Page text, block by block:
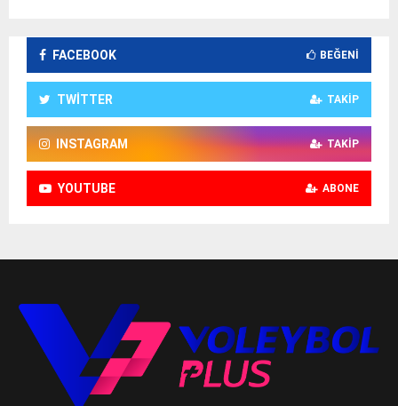
FACEBOOK BEĞENI
TWITTER TAKIP
INSTAGRAM TAKIP
YOUTUBE ABONE